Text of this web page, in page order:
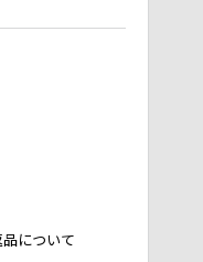
について